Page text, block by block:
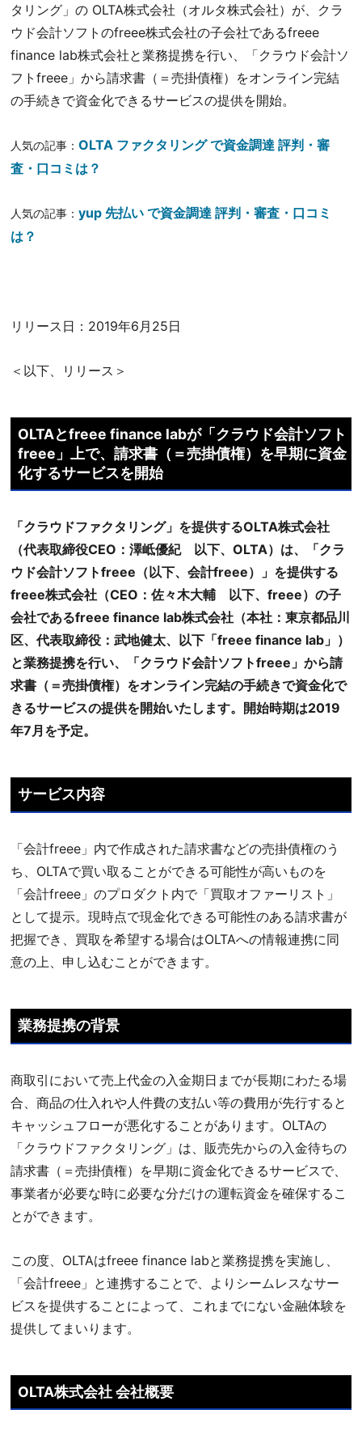
タリング」の OLTA株式会社（オルタ株式会社）が、クラ
ウド会計ソフトのfreee株式会社の子会社であるfreee
finance lab株式会社と業務提携を行い、「クラウド会計ソ
フトfreee」から請求書（＝売掛債権）をオンライン完結
の手続きで資金化できるサービスの提供を開始。
人気の記事：OLTA ファクタリング で資金調達 評判・審
査・口コミは？
人気の記事：yup 先払い で資金調達 評判・審査・口コミ
は？
リリース日： 2019年6月25日
＜以下、リリース＞
OLTAとfreee finance labが「クラウド会計ソフト
freee」上で、請求書（＝売掛債権）を早期に資金
化するサービスを開始
「クラウドファクタリング」を提供するOLTA株式会社
（代表取締役CEO：澤岻優紀 以下、OLTA）は、「クラ
ウド会計ソフトfreee（以下、会計freee）」を提供する
freee株式会社（CEO：佐々木大輔 以下、freee）の子
会社であるfreee finance lab株式会社（本社：東京都品川
区、代表取締役：武地健太、以下「freee finance lab」）
と業務提携を行い、「クラウド会計ソフトfreee」から請
求書（＝売掛債権）をオンライン完結の手続きで資金化で
きるサービスの提供を開始いたします。開始時期は2019
年7月を予定。
サービス内容
「会計freee」内で作成された請求書などの売掛債権のう
ち、OLTAで買い取ることができる可能性が高いものを
「会計freee」のプロダクト内で「買取オファーリスト」
として提示。現時点で現金化できる可能性のある請求書が
把握でき、買取を希望する場合はOLTAへの情報連携に同
意の上、申し込むことができます。
業務提携の背景
商取引において売上代金の入金期日までが長期にわたる場
合、商品の仕入れや人件費の支払い等の費用が先行すると
キャッシュフローが悪化することがあります。OLTAの
「クラウドファクタリング」は、販売先からの入金待ちの
請求書（＝売掛債権）を早期に資金化できるサービスで、
事業者が必要な時に必要な分だけの運転資金を確保するこ
とができます。
この度、OLTAはfreee finance labと業務提携を実施し、
「会計freee」と連携することで、よりシームレスなサー
ビスを提供することによって、これまでにない金融体験を
提供してまいります。
OLTA株式会社 会社概要